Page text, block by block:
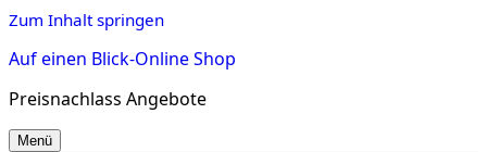
Zum Inhalt springen
Auf einen Blick-Online Shop
Preisnachlass Angebote
Menü